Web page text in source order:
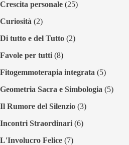
Crescita personale (25)
Curiosità (2)
Di tutto e del Tutto (2)
Favole per tutti (8)
Fitogemmoterapia integrata (5)
Geometria Sacra e Simbologia (5)
Il Rumore del Silenzio (3)
Incontri Straordinari (6)
L'Involucro Felice (7)